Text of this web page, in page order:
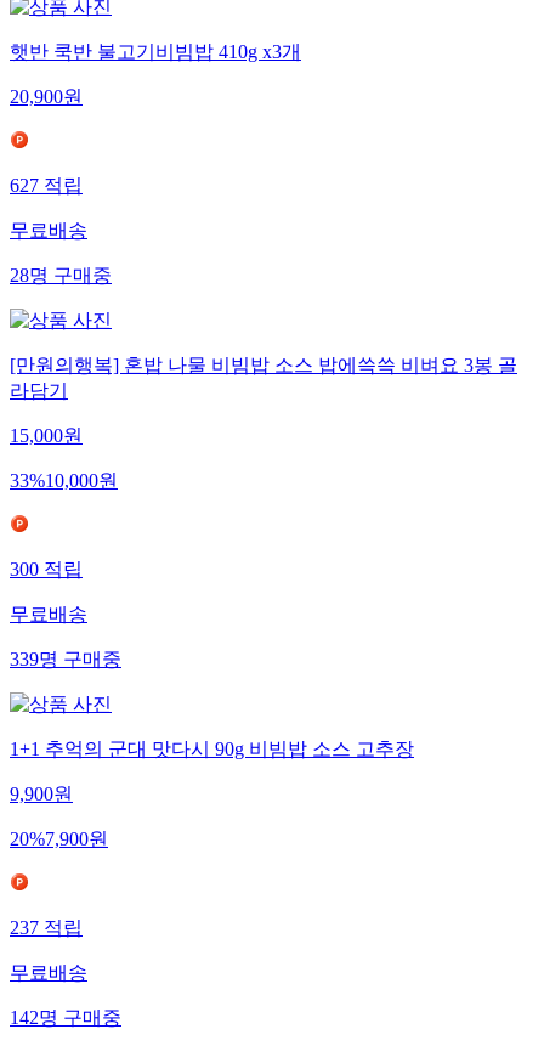
햇반 쿡반 불고기비빔밥 410g x3개
20,900원
627적립
무료배송
28명구매중
[만원의행복] 혼밥 나물 비빔밥 소스 밥에쓱쓱 비벼요 3봉 골
라담기
15,000원
33%10,000원
300적립
무료배송
339명구매중
1+1 추억의 군대 맛다시 90g 비빔밥 소스 고추장
9,900원
20%7,900원
237적립
무료배송
142명구매중